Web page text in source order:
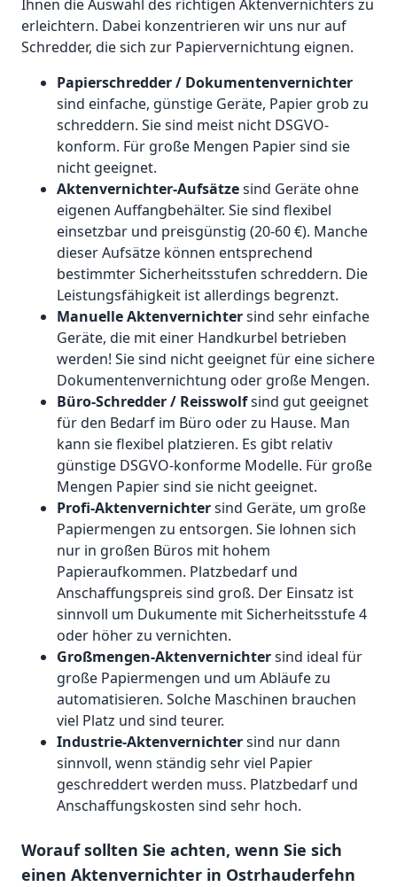
Ihnen die Auswahl des richtigen Aktenvernichters zu
erleichtern. Dabei konzentrieren wir uns nur auf
Schredder, die sich zur Papiervernichtung eignen.
Papierschredder / Dokumentenvernichter
sind einfache, günstige Geräte, Papier grob zu
schreddern. Sie sind meist nicht DSGVO-
konform. Für große Mengen Papier sind sie
nicht geeignet.
Aktenvernichter-Aufsätzesind Geräte ohne
eigenen Auffangbehälter. Sie sind flexibel
einsetzbar und preisgünstig (20-60 €). Manche
dieser Aufsätze können entsprechend
bestimmter Sicherheitsstufen schreddern. Die
Leistungsfähigkeit ist allerdings begrenzt.
Manuelle Aktenvernichtersind sehr einfache
Geräte, die mit einer Handkurbel betrieben
werden! Sie sind nicht geeignet für eine sichere
Dokumentenvernichtung oder große Mengen.
Büro-Schredder / Reisswolfsind gut geeignet
für den Bedarf im Büro oder zu Hause. Man
kann sie flexibel platzieren. Es gibt relativ
günstige DSGVO-konforme Modelle. Für große
Mengen Papier sind sie nicht geeignet.
Profi-Aktenvernichtersind Geräte, um große
Papiermengen zu entsorgen. Sie lohnen sich
nur in großen Büros mit hohem
Papieraufkommen. Platzbedarf und
Anschaffungspreis sind groß. Der Einsatz ist
sinnvoll um Dukumente mit Sicherheitsstufe 4
oder höher zu vernichten.
Großmengen-Aktenvernichtersind ideal für
große Papiermengen und um Abläufe zu
automatisieren. Solche Maschinen brauchen
viel Platz und sind teurer.
Industrie-Aktenvernichtersind nur dann
sinnvoll, wenn ständig sehr viel Papier
geschreddert werden muss. Platzbedarf und
Anschaffungskosten sind sehr hoch.
Worauf sollten Sie achten, wenn Sie sich
einen Aktenvernichter in Ostrhauderfehn